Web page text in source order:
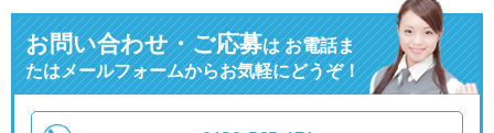
お問い合わせ・ご応募はお電話ま
たはメールフォームからお気軽にどうぞ！